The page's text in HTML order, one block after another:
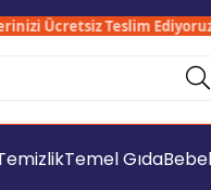
Ücretsiz Teslim Ediyoruz
Temel Gıda